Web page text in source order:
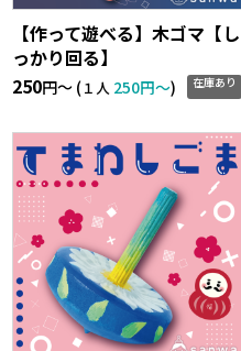
【作って遊べる】木ゴマ【し
っかり回る】
250円〜 (１人 250円〜) 在庫あり